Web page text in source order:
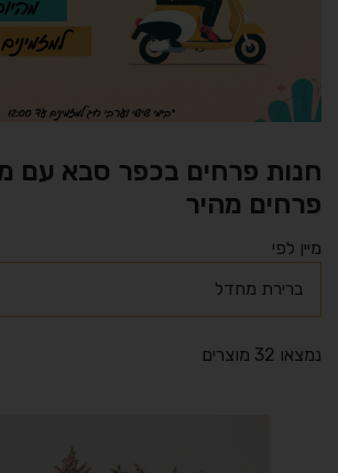
חנות פרחים בכפר סבא עם
פרחים מהיר
מיין לפי
נמצאו 32 מוצרים